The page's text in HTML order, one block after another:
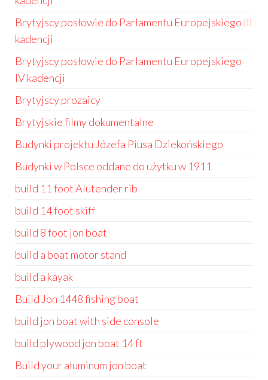
Brytyjscy posłowie do Parlamentu Europejskiego III
kadencji
Brytyjscy posłowie do Parlamentu Europejskiego
IV kadencji
Brytyjscy prozaicy
Brytyjskie filmy dokumentalne
Budynki projektu Józefa Piusa Dziekońskiego
Budynki w Polsce oddane do użytku w 1911
build 11 foot Alutender rib
build 14 foot skiff
build 8 foot jon boat
build a boat motor stand
build a kayak
Build Jon 1448 fishing boat
build jon boat with side console
build plywood jon boat 14 ft
Build your aluminum jon boat